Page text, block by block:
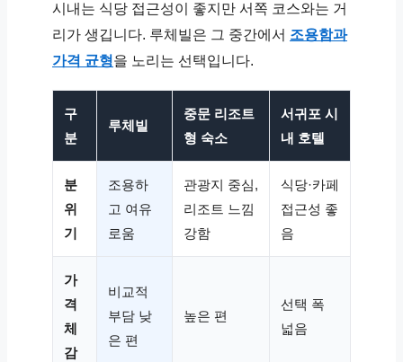
시내는 식당 접근성이 좋지만 서쪽 코스와는 거
리가 생깁니다. 루체빌은 그 중간에서 조용함과
가격 균형을 노리는 선택입니다.
구
분
루체빌
중문 리조트
형 숙소
서귀포 시
내 호텔
분
위
기
조용하
고 여유
로움
관광지 중심,
리조트 느낌
강함
식당·카페
접근성 좋
음
가
격
체
감
비교적
부담 낮
은 편
높은 편
선택 폭
넓음